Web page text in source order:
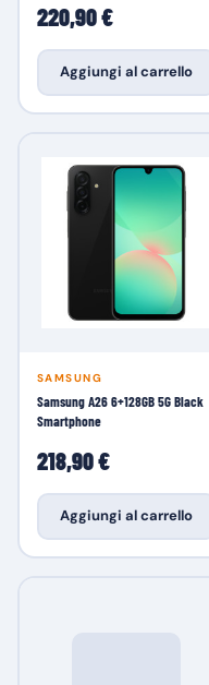
220,90 €
Aggiungi al carrello
SAMSUNG
Samsung A26 6+128GB 5G Black
Smartphone
218,90 €
Aggiungi al carrello